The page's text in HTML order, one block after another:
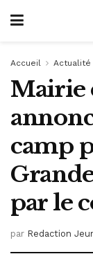
Accueil Actualité
Mairie
camp
par le
par Redaction